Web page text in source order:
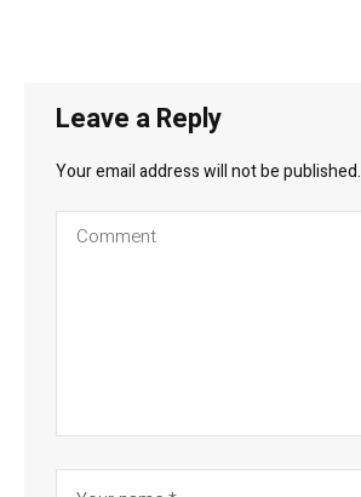
Leave a Reply
Your email address will not be published.